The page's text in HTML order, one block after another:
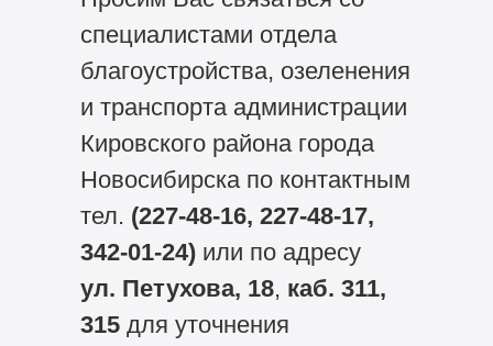
специалистами отдела
благоустройства, озеленения
и транспорта администрации
Кировского района города
Новосибирска по контактным
тел. (227-48-16, 227-48-17,
342-01-24)или по адресу
ул. Петухова, 18, каб. 311,
315для уточнения